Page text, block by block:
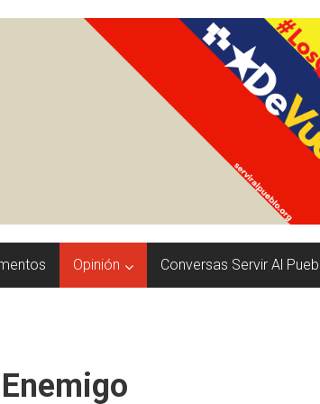
Opinión Conversas Servir Al